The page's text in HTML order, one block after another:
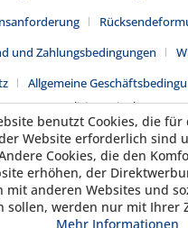
und Zahlungsbedingungen
Allgemeine
Realisiert mit Shopware
benutzt Cookies, die
Website erforderlich sind
Cookies, die den
erhöhen, der
mit anderen Websites und
sollen, werden nur mit Ihrer
Mehr Informationen